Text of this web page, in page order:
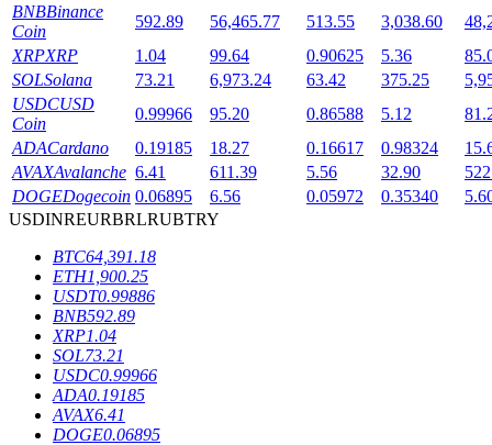
Flexibel insats för att tjäna populära tokens
Exklusiva investeringar för BTR-innehavare
BNBBinance
Coin
592.89 56,465.77 513.55 3,038.60
XRPXRP 1.04 99.64 0.90625 5.36
SOLSolana 73.21 6,973.24 63.42 375.25
USDCUSD
Coin
0.99966 95.20 0.86588 5.12
ADACardano 0.19185 18.27 0.16617 0.98324
AVAXAvalanche 6.41 611.39 5.56 32.90
DOGEDogecoin 0.06895 6.56 0.05972 0.35340
USDINREURBRLRUBTRY
BTC64,391.18
ETH1,900.25
USDT0.99886
BNB592.89
XRP1.04
SOL73.21
USDC0.99966
ADA0.19185
AVAX6.41
DOGE0.06895